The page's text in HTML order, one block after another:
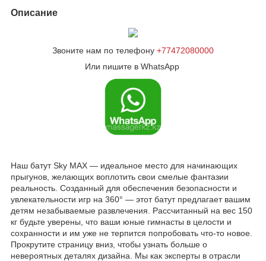
Описание
Звоните нам по телефону +77472080000
Или пишите в WhatsApp
Наш батут Sky MAX — идеальное место для начинающих
прыгунов, желающих воплотить свои смелые фантазии
реальность. Созданный для обеспечения безопасности и
увлекательности игр на 360° — этот батут предлагает вашим
детям незабываемые развлечения. Рассчитанный на вес 150
кг будьте уверены, что ваши юные гимнасты в целости и
сохранности и им уже не терпится попробовать что-то новое.
Прокрутите страницу вниз, чтобы узнать больше о
невероятных деталях дизайна. Мы как эксперты в отрасли